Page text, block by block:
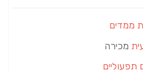
ממדים
מכירה
תפעוליים